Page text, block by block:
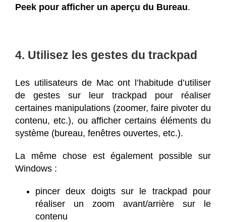
Peek pour afficher un aperçu du Bureau.
4. Utilisez les gestes du trackpad
Les utilisateurs de Mac ont l’habitude d’utiliser
de gestes sur leur trackpad pour réaliser
certaines manipulations (zoomer, faire pivoter du
contenu, etc.), ou afficher certains éléments du
système (bureau, fenêtres ouvertes, etc.).
La même chose est également possible sur
Windows :
pincer deux doigts sur le trackpad pour
réaliser un zoom avant/arrière sur le
contenu